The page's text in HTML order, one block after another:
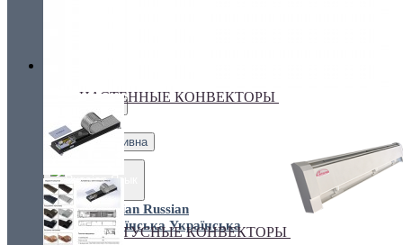
грн. Гривна
Язык
Russian
Українська
НАСТЕННЫЕ КОНВЕКТОРЫ
ПЛИНТУСНЫЕ КОНВЕКТОРЫ